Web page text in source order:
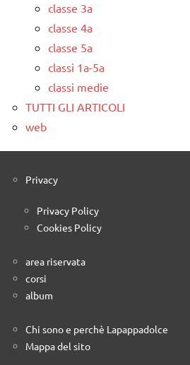
classe 3a
classe 4a
classe 5a
classi 1a-5a
classi medie
TUTTI GLI ARTICOLI
web
Privacy
Privacy Policy
Cookies Policy
area riservata
corsi
album
Chi sono e perchè Lapappadolce
Mappa del sito